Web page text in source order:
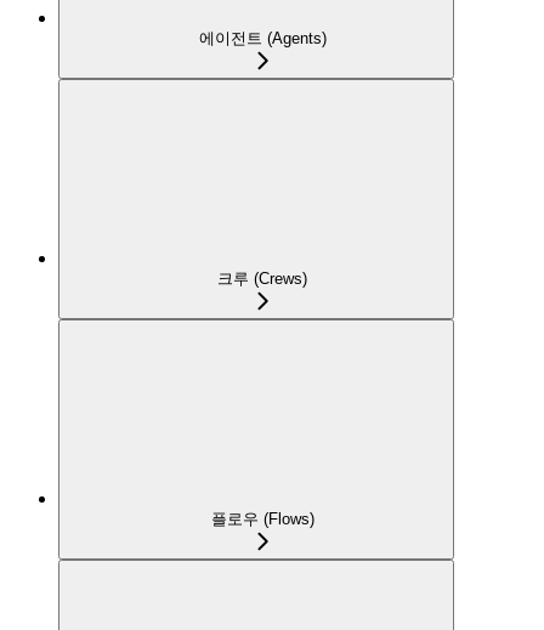
에이전트 (Agents)
크루 (Crews)
플로우 (Flows)